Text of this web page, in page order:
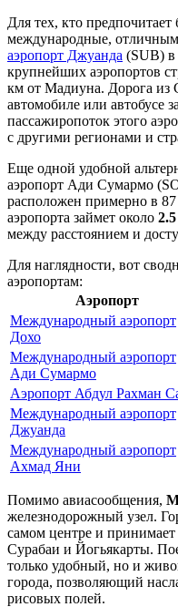
Для тех, кто
международные,
аэропорт Джуанда (SUB) в
крупнейших аэропортов
км от Мадиуна. Дорога из
автомобиле или автобусе
пассажиропоток этого
с другими регионами и
Еще одной удобной
аэропорт Ади Сумармо
расположен примерно в
аэропорта займет около
между расстоянием и
Для наглядности, вот
аэропортам:
Аэропорт
Международный аэропорт
Дохо
Международный аэропорт
Ади Сумармо
Аэропорт Абдул Рахман
Международный аэропорт
Джуанда
Международный аэропорт
Ахмад Яни
Помимо авиасообщения,
железнодорожный узел.
самом центре и
Сурабаи и Йогьякарты.
только удобный, но и
города, позволяющий
рисовых полей.